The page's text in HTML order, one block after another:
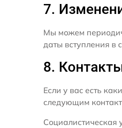
7.
Мы можем
даты вступления в
8.
Если у вас есть
следующим
Социалистическая